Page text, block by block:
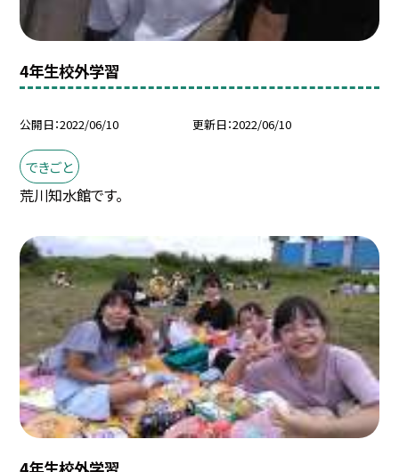
4年生校外学習
公開日 2022/06/10 更新日 2022/06/10
できごと
荒川知水館です。